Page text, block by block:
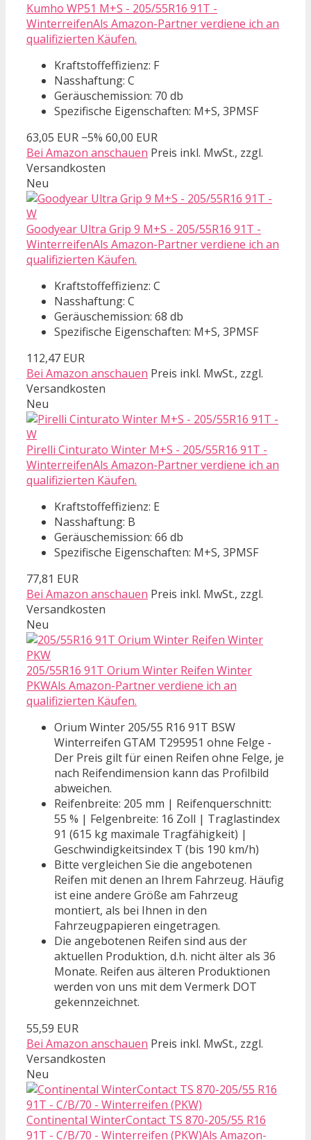
Kumho WP51 M+S - 205/55R16 91T -
WinterreifenAls Amazon-Partner verdiene ich an
qualifizierten Käufen.
Kraftstoffeffizienz: F
Nasshaftung: C
Geräuschemission: 70 db
Spezifische Eigenschaften: M+S, 3PMSF
63,05 EUR −5% 60,00 EUR
Bei Amazon anschauen Preis inkl. MwSt., zzgl.
Versandkosten
Neu
Goodyear Ultra Grip 9 M+S - 205/55R16 91T -
WinterreifenAls Amazon-Partner verdiene ich an
qualifizierten Käufen.
Kraftstoffeffizienz: C
Nasshaftung: C
Geräuschemission: 68 db
Spezifische Eigenschaften: M+S, 3PMSF
112,47 EUR
Bei Amazon anschauen Preis inkl. MwSt., zzgl.
Versandkosten
Neu
Pirelli Cinturato Winter M+S - 205/55R16 91T -
WinterreifenAls Amazon-Partner verdiene ich an
qualifizierten Käufen.
Kraftstoffeffizienz: E
Nasshaftung: B
Geräuschemission: 66 db
Spezifische Eigenschaften: M+S, 3PMSF
77,81 EUR
Bei Amazon anschauen Preis inkl. MwSt., zzgl.
Versandkosten
Neu
205/55R16 91T Orium Winter Reifen Winter
PKWAls Amazon-Partner verdiene ich an
qualifizierten Käufen.
Orium Winter 205/55 R16 91T BSW
Winterreifen GTAM T295951 ohne Felge -
Der Preis gilt für einen Reifen ohne Felge, je
nach Reifendimension kann das Profilbild
abweichen.
Reifenbreite: 205 mm | Reifenquerschnitt:
55 % | Felgenbreite: 16 Zoll | Traglastindex
91 (615 kg maximale Tragfähigkeit) |
Geschwindigkeitsindex T (bis 190 km/h)
Bitte vergleichen Sie die angebotenen
Reifen mit denen an Ihrem Fahrzeug. Häufig
ist eine andere Größe am Fahrzeug
montiert, als bei Ihnen in den
Fahrzeugpapieren eingetragen.
Die angebotenen Reifen sind aus der
aktuellen Produktion, d.h. nicht älter als 36
Monate. Reifen aus älteren Produktionen
werden von uns mit dem Vermerk DOT
gekennzeichnet.
55,59 EUR
Bei Amazon anschauen Preis inkl. MwSt., zzgl.
Versandkosten
Neu
Continental WinterContact TS 870-205/55 R16
91T - C/B/70 - Winterreifen (PKW)Als Amazon-